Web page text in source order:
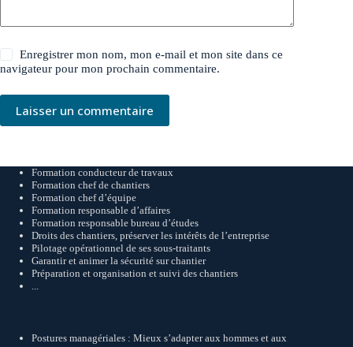
Enregistrer mon nom, mon e-mail et mon site dans ce
navigateur pour mon prochain commentaire.
Laisser un commentaire
Formation conducteur de travaux
Formation chef de chantiers
Formation chef d’équipe
Formation responsable d’affaires
Formation responsable bureau d’études
Droits des chantiers, préserver les intérêts de l’entreprise
Pilotage opérationnel de ses sous-traitants
Garantir et animer la sécurité sur chantier
Préparation et organisation et suivi des chantiers
Postures managériales : Mieux s’adapter aux hommes et aux